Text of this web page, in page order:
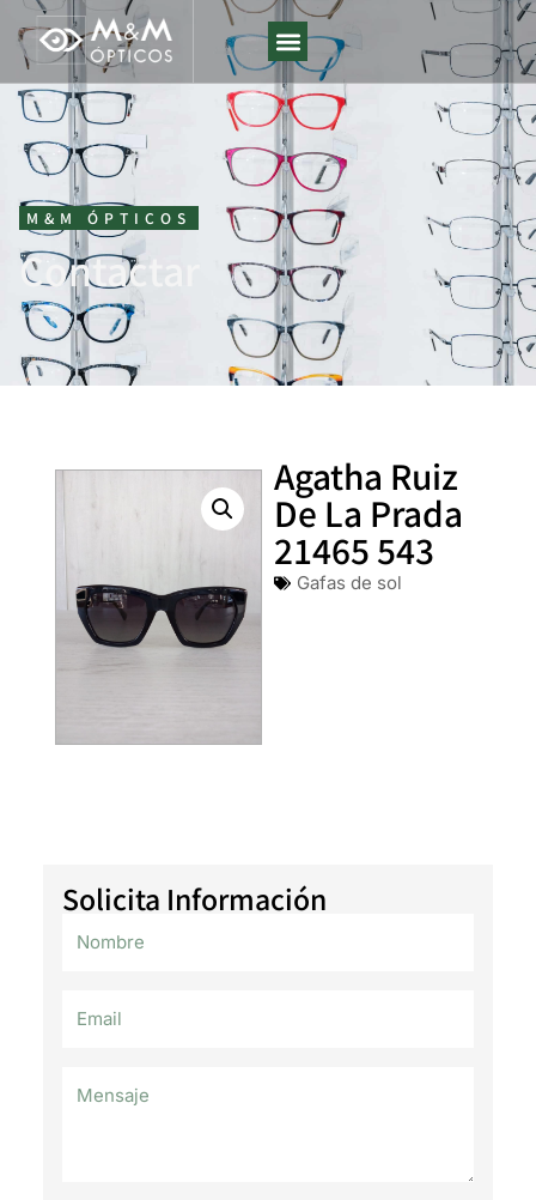
M&M ÓPTICOS
Contactar
Agatha Ruiz
De La Prada
21465 543
Gafas de sol
Solicita Información